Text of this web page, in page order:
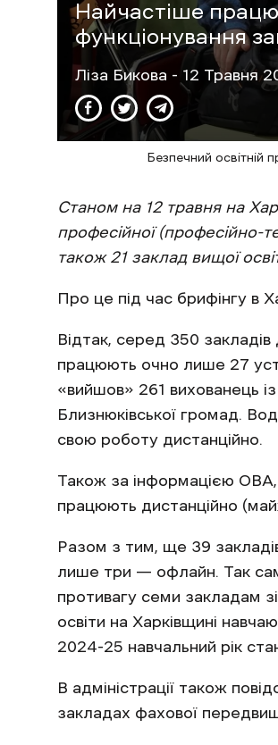
Найчастіше
функціонування
Ліза Бикова - 12 Травня
Безпечний освітній
Станом на 12 травня на
професійної (професійно-
також 21 заклад вищої
Про це під час брифінгу в
Відтак, серед 350 закладів
працюють очно лише 27
«вийшов» 261 вихованець із
Близнюківської громад.
свою роботу дистанційно.
Також за інформацією ОВА,
працюють дистанційно
Разом з тим, ще 39
лише три — офлайн. Так
противагу семи закладам
освіти на Харківщині
2024-25 навчальний рік
В адміністрації також
закладах фахової